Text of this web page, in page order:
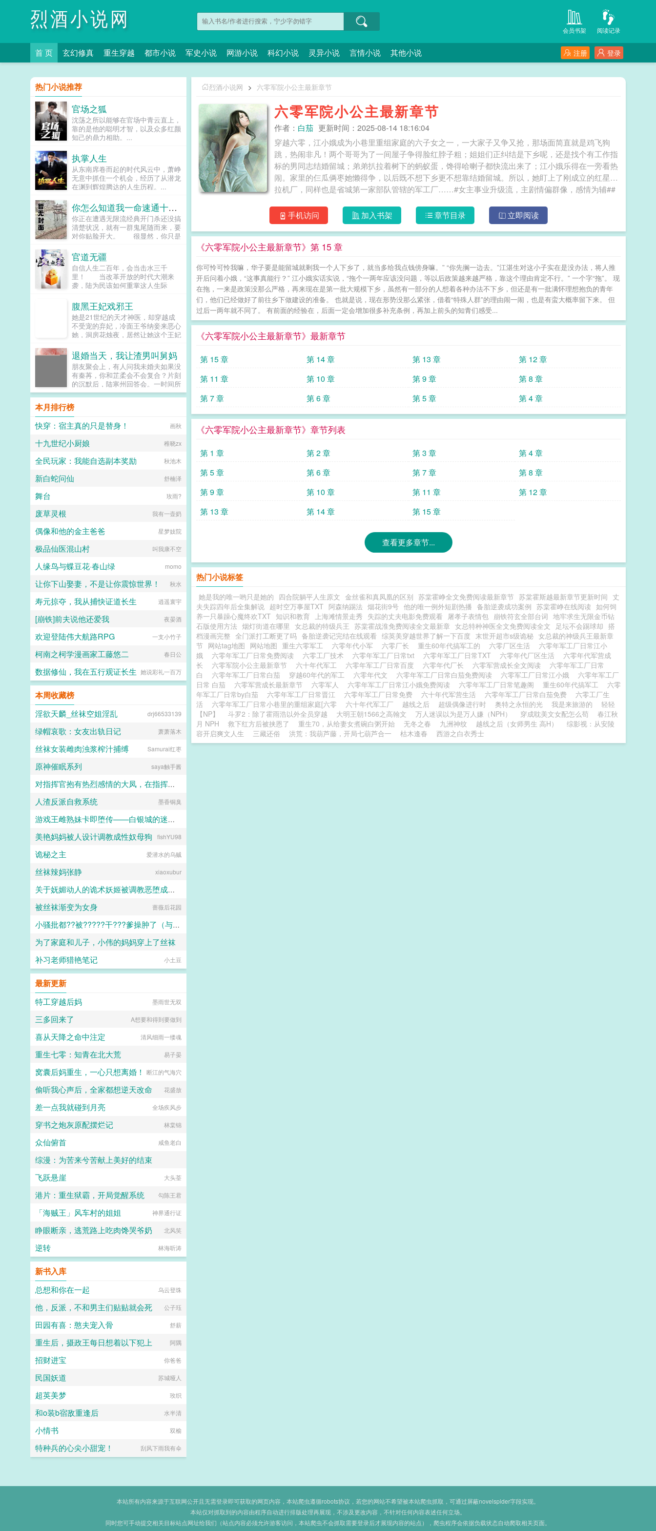
烈酒小说网 阅读记录
会员书架
首 页 玄幻修真 重生穿越 都市小说 军史小说 网游小说 科幻小说 灵异小说 言情小说 其他小说 登录
注册
烈酒小说网 > 六零军院小公主最新章节
六零军院小公主最新章节
作者： 白茄 更新时间：2025-08-14 18:16:04
穿越六零，江小娥成为小巷里重组家庭的六子女之一，一大家子又争又抢，那场面简直就是鸡飞狗
跳，热闹非凡！两个哥哥为了一间屋子争得脸红脖子粗；姐姐们正纠结是下乡呢，还是找个有工作指
标的男同志结婚留城；弟弟扒拉着树下的蚂蚁蛋，馋得哈喇子都快流出来了；江小娥乐得在一旁看热
闹。家里的仨瓜俩枣她懒得争，以后既不想下乡更不想靠结婚留城。所以，她盯上了刚成立的红星拖
拉机厂，同样也是省城第一家部队管辖的军工厂……#女主事业升级流，主剧情偏群像，感情为辅##
代，奋斗是我们最闪亮的勋章！文案待定，女主军工厂的奋斗史，主剧情！推荐完结文：《满级干饭
人在年代文躺平》推荐完结文：《相错大佬后我去随军了[七零]》推荐完结文：《我为祖国奔赴万里
[快穿]》 六零年军工厂日常
手机访问 加入书架 章节目录 立即阅读
《六零军院小公主最新章节》第 15 章
你可怜可怜我嘛，华子要是能留城就剩我一个人下乡了，就当多给我点钱傍身嘛。” “你先搁一边去。”江湛生对这小子实在是没办法，将人推
开后问着小娥，“这事真能行？” 江小娥实话实说，“拖个一两年应该没问题，等以后政策越来越严格，靠这个理由肯定不行。” 一个字“拖”。 现
在拖，一来是政策没那么严格，再来现在是第一批大规模下乡，虽然有一部分的人想着各种办法不下乡，但还是有一批满怀理想抱负的青年
们，他们已经做好了前往乡下做建设的准备。 也就是说，现在形势没那么紧张，借着“特殊人群”的理由闹一闹，也是有蛮大概率留下来。 但
过后一两年就不同了。 有前面的经验在，后面一定会增加很多补充条例，再加上前头的知青们感受...
《六零军院小公主最新章节》最新章节
第 15 章 第 14 章 第 13 章
第 12 章
第 11 章
第 10 章 第 9 章
第 8 章
第 7 章
第 6 章 第 5 章 第 4 章
《六零军院小公主最新章节》章节列表
第 1 章 第 2 章 第 3 章
第 4 章
第 5 章
第 6 章 第 7 章
第 8 章
第 9 章
第 10 章 第 11 章
第 12 章
第 13 章
第 14 章 第 15 章
查看更多章节...
热门小说标签
她是我的唯一哟只是她的 四合院躺平人生原文 金丝雀和真凤凰的区别 苏棠霍峥全文免费阅读最新章节 苏棠霍斯越最新章节更新时间 丈
夫失踪四年后全集解说 超时空万事屋TXT 阿森纳踢法 烟花街9号 他的唯一例外短剧热播 备胎逆袭成功案例 苏棠霍峥在线阅读 如何饲
养一只暴躁心魔终欢TXT 知识和教育 上海滩情景走秀 失踪的丈夫电影免费观看 屠孝子表情包 崩铁符玄全部台词 地牢求生无限金币钻
石版使用方法 烟灯街道在哪里 女总裁的特级兵王 苏棠霍战淮免费阅读全文最新章 女总特种神医全文免费阅读全文 足坛不会踢球却 搭
档漫画完整 全门派打工断更了吗 备胎逆袭记完结在线观看 综英美穿越世界了解一下百度 末世开超市s级诡秘 女总裁的神级兵王最新章
节 网站tag地图 网站地图 重生六零军工 六零年代小军 六零厂长 重生60年代搞军工的 六零厂区生活
六零年军工厂日常江小
娥
六零年军工厂日常免费阅读 六零工厂技术 六零年军工厂日常txt 六零年军工厂日常TXT 六零年代厂区生活
六零年代军营成
长
六零军院小公主最新章节 六十年代军工 六零年军工厂日常百度 六零年代厂长 六零军营成长全文阅读
六零年军工厂日常
白
六零年军工厂日常白茄 穿越60年代的军工 六零年代文 六零年军工厂日常白茄免费阅读 六零军工厂日常江小娥
六零年军工厂
日常 白茄
六零军营成长最新章节 六零军人 六零年军工厂日常江小娥免费阅读 六零年军工厂日常笔趣阁 重生60年代搞军工
六零
年军工厂日常by白茄
六零年军工厂日常晋江 六零年军工厂日常免费 六十年代军营生活 六零年军工厂日常白茄免费
六零工厂生
活
六零年军工厂日常小巷里的重组家庭[六零 六十年代军工厂 越线之后 超级偶像进行时 奥特之永恒的光 我是来旅游的
轻轻
【NP】
斗罗2：除了霍雨浩以外全员穿越 大明王朝1566之高翰文 万人迷误以为是万人嫌（NPH） 穿成耽美文女配怎么苟
春江秋
月 NPH
救下红方后被挟恩了 重生70，从给妻女煮碗白粥开始 无冬之春 九洲神纹 越线之后（女师男生 高H）
综影视：从安陵
容开启爽文人生
三藏还俗 洪荒：我葫芦藤，开局七葫芦合一 枯木逢春 西游之白衣秀士
热门小说推荐
官场之狐
沈荡之所以能够在官场中青云直上，
靠的是他的聪明才智，以及众多红颜
知己的鼎力相助。...
执掌人生
从东南席卷而起的时代风云中，萧峥
无意中抓住一个机会，经历了从潜龙
在渊到辉煌腾达的人生历程。...
你怎么知道我一命速通十二鬼月最高难度
你正在遭遇无限流经典开门杀还没搞
清楚状况，就有一群鬼尾随而来，要
对你贴脸开大。 很显然，你只是
那个一看就是团队武力值担当的男人
下水。 好消息成功了。 坏消
息他也是鬼。 好好消息至少不是
童磨。 坏坏坏消息你没有语言压
缩包。 好好好好消息他好歹能听
上弦之一手里活下去？ 你认真思
考一秒钟，果断投了！ 就算不会
说日语，也要蹦蹦跳跳比比划划把蓝
色彼岸花的位置出卖给他！抱他大
人类的小事，简直跟呼吸一样简
单 你顺利通关天崩开
局。 成功进入第二阶段纯爱日
常。 成功进入第三阶段君夺臣
妻。 成功进入第四阶段情天恨
海。 成功进入第五阶段万事皆
休。 大家死的死死的死
死的死，你虽然还活着，但你的心已
经死了，这个世界再也没法让你发自
内心笑起来。 直到 一命速通
系统上线了。 恭喜你内测一命速
通鬼泣。 送你回家的同时，还发
放通关奖励五百万。 你嘻
嘻。 关于语言 你曾试图
西根本急不来。 越是想赶紧掌
你急得满头大汗。 尴尬搓手，冲
吧。 你跟我讲条件？ 就你这
种三天都无法掌握五十音的蠢货，也
配跟我讲条件？这些简单的东西都学
不会，我已经不知道让你活着还有什
么意思了。 无惨死亡凝
视。 刻薄的嘴皮子上下一碰，张
嘴就是羞辱人的鬼话。 你顿时急
眼了。 这狗屎日语是你想学的
吗？ 他这么爱学，怎么不学普通
话跟你交流？ 是鬼就了不起
啊？ 你还是早上七八点钟的太阳
呢！ 特爹的！ 迟早晒死他个
臭沙雕！ 你张嘴就要骂回
来。 却在跟他目光相撞的前一
秒，痛苦呜咽着把来到嘴边的脏话咽
下去。 你想说什么？
abandon！abandon！abandon！
abandon 你心中默默流泪。
已经来不及为已经脏掉的自己默哀
了，赶紧背起来了啊死嘴！ 无惨
脸一黑。 手里的书本愤怒砸在你
身边的地上，结实的木板出现肉眼可
见的裂纹你背得什么东西？！谁让你
背英语了？！五十音分清了吗你这蠢
材？ 你欲哭无泪。 别骂了别
骂了！ 脆弱的心灵都要原地碎成
八瓣了！ 分不清怎么能怪
你？ 你高考又不考那个。 再
说了，你也不是日语专业的，你凭什
么要分清？能看得懂字幕不就行
了？ 他就只在意你能不能赶紧学
会日语，吹得他爽，完全不知道你好
好一个大学生被迫回归高三生活是多
痛苦！他不在乎！他只关心他自
己！...
官道无疆
自信人生二百年，会当击水三千
里！ 当改革开放的时代大潮来
袭，陆为民该如何重掌这人生际
的崛起，诡谲起伏的人生，沉浮跌宕
的官场，一步一个脚印，抓住每一个
机会，大道无形，行者无疆，漫漫官
道，唯有胸怀天地，志存高远，方能
直抵彼岸。 官场经典之作。...
腹黑王妃戏邪王
她是21世纪的天才神医，却穿越成
不受宠的弃妃，冷面王爷纳妾来恶心
她，洞房花烛夜，居然让她这个王妃
着几面旗子，对着床头摇旗呐...
退婚当天，我让渣男叫舅妈
朋友聚会上，有人问我未婚夫如果没
有秦苒，你和芷柔会不会复合？片刻
的沉默后，陆寒州回答会。一时间所
有人的目光都落在我身上，他们以为
我会吃醋闹腾，却不想我带头鼓掌，
献上祝福。既然忘不了，我退出成全
你们，你们要不要再亲一个庆祝下？
我坚定的取消婚约，头也不回的离
了我爱他爱的不可自拔，不可能放弃
禁欲的律师小舅舅的婚礼现场。他发
一起私奔。傅斯珩一脚踹开他，搂着
本月排行榜
快穿：宿主真的只是替身！
画秋
十九世纪小厨娘 稚晓zx
全民玩家：我能自选副本奖励 秋池木
新白蛇问仙 舒楠泽
舞台 玫雨?
废草灵根 我有一壶奶
偶像和他的金主爸爸 星梦妓院
极品仙医混山村 叫我康不空
人缘鸟与蝶豆花·春山绿 momo
让你下山娶妻，不是让你震惊世界！ 秋水
寿元掠夺，我从捕快证道长生 逍遥寰宇
[崩铁]前夫说他还爱我 夜晏酒
欢迎登陆伟大航路RPG 一支小竹子
柯南之柯学漫画家工藤悠二 春日公
数据修仙，我在五行观证长生 她说彩礼一百万
本周收藏榜
淫欲天麟_丝袜空姐淫乱
drj66533139
绿帽哀歌：女友出轨日记 萧萧落木
丝袜女装雌肉浊浆榨汁捕缚 Samurai红枣
原神催眠系列 saya触手酱
对指挥官抱有热烈感情的大凤，在指挥官被迫出差的一年中被黑人用媚药和甜言蜜语玩弄成满身刺青的媚黑婊子
Kyle
人渣反派自救系统 墨香铜臭
游戏王雌熟妹卡即堕传——白银城的迷宫主?拉比丽斯篇
丁骨
美艳妈妈被人设计调教成性奴母狗 fishYU98
诡秘之主 爱潜水的乌贼
丝袜辣妈张静 xiaoxubur
关于妩媚动人的诡术妖姬被调教恶堕成媚黑母猪乐芙兰的这档子事
F心R
被丝袜渐变为女身 蔷薇后花园
小骚批都??被?????干???爹操肿了（与狼共枕）
百无禁忌
为了家庭和儿子，小伟的妈妈穿上了丝袜
daokee
补习老师猎艳笔记 小土豆
最新更新
特工穿越后妈
墨雨世无双
三多回来了 A想要和得到要做到
喜从天降之命中注定 清风细雨一缕魂
重生七零：知青在北大荒 易子晏
窝囊后妈重生，一心只想离婚！ 断江的气海穴
偷听我心声后，全家都想逆天改命 花盛放
差一点我就碰到月亮 全场疾风步
穿书之炮灰原配摆烂记 林棠锦
众仙俯首 咸鱼老白
综漫：为苦来兮苦献上美好的结束
夏限白桃苏打
飞跃悬崖 大头荃
港片：重生狱霸，开局觉醒系统 勾陈王君
「海贼王」风车村的姐姐 神界通行证
睁眼断亲，逃荒路上吃肉馋哭爷奶 北风笑
逆转 林海听涛
新书入库
总想和你在一起
乌云登珠
他，反派，不和男主们贴贴就会死 公子珏
田园有喜：憨夫宠入骨 舒薪
重生后，摄政王每日想着以下犯上 阿隅
招财进宝 你爸爸
民国妖道 苏城哑人
超英美梦 玫织
和o装b宿敌重逢后 水半清
小情书 双榆
特种兵的心尖小甜宠！ 刮风下雨我有伞
本站所有内容来源于互联网公开且无需登录即可获取的网页内容，本站爬虫遵循robots协议，若您的网站不希望被本站爬虫抓取，可通过屏蔽novelspider字段实现。
本站仅对抓取到的内容由程序自动进行排版处理再展现，不涉及更改内容，不针对任何内容表述任何立场。
同时您可手动提交相关目标站点网址给我们（站点内容必须允许游客访问，本站爬虫不会抓取需要登录后才展现内容的站点），爬虫程序会依据负载状态自动爬取相关页面。